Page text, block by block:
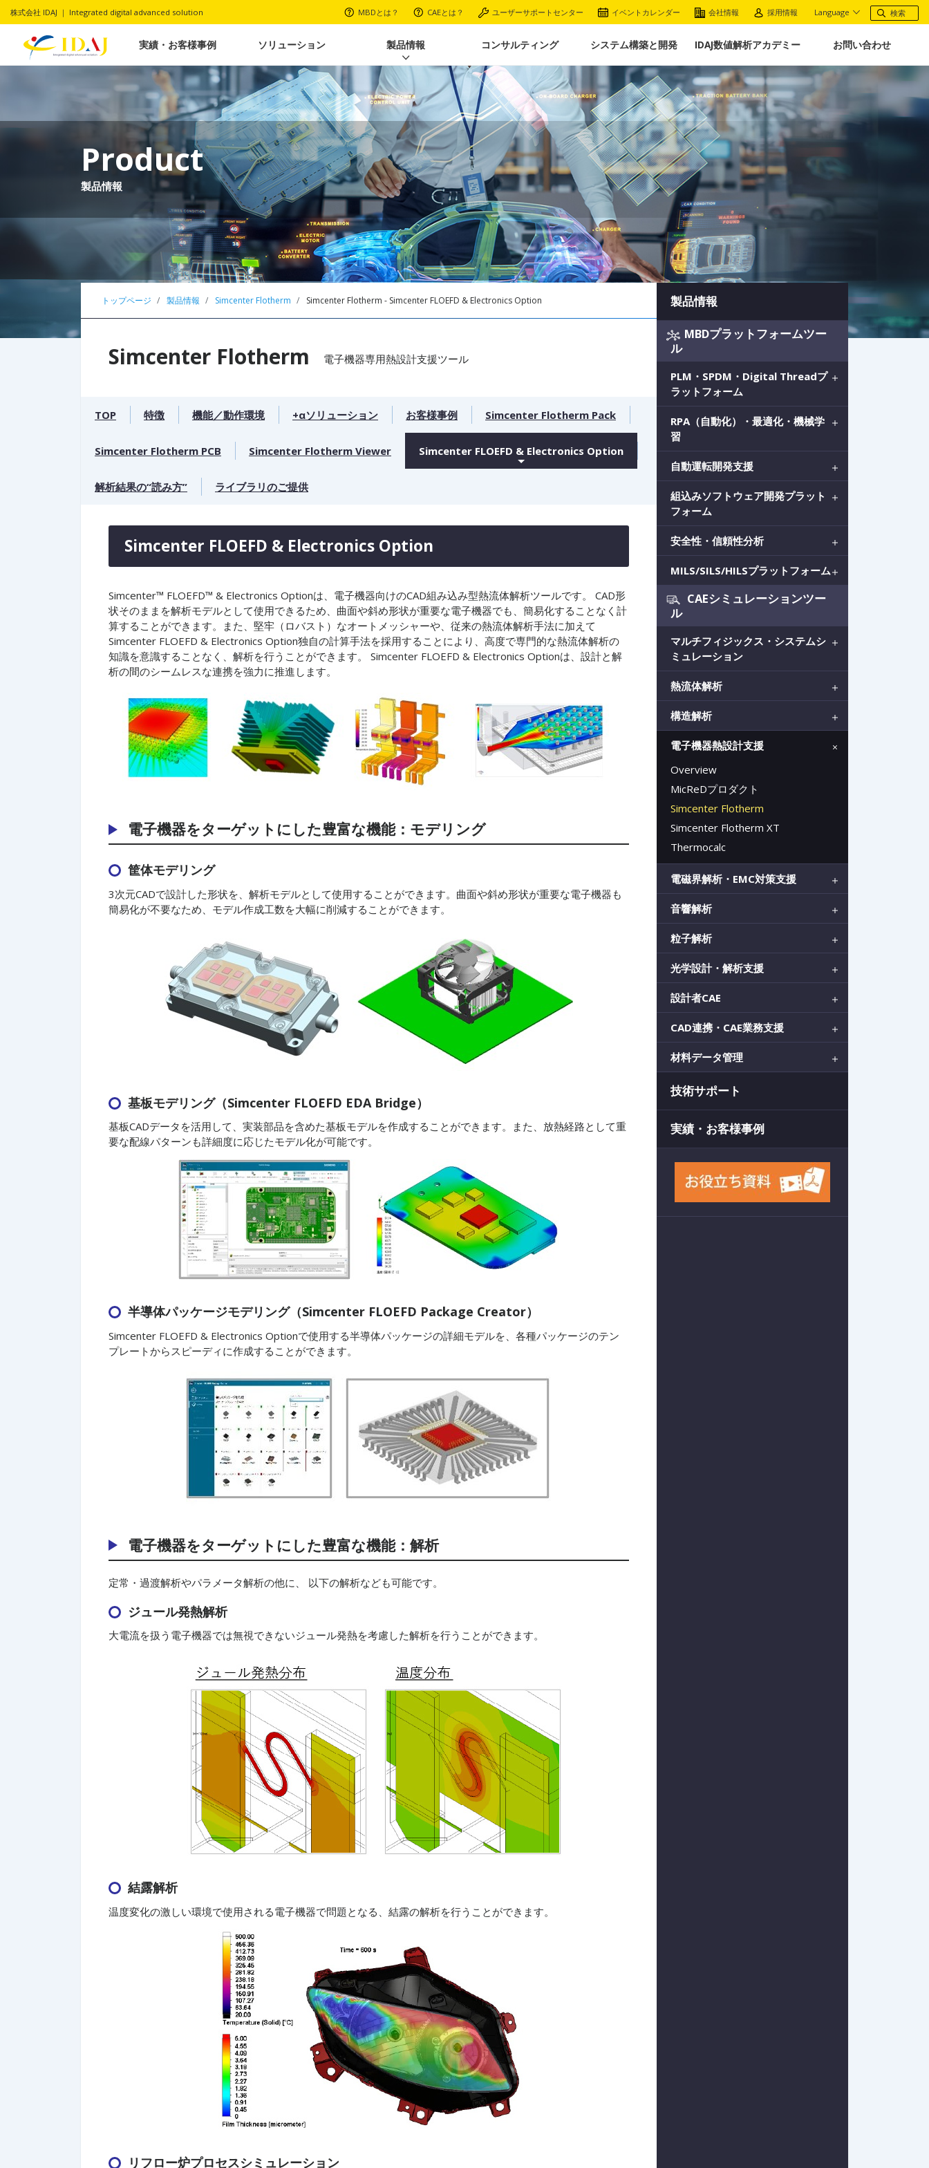
株式会社 IDAJ ｜ Integrated digital advanced solution MBDとは？ CAEとは？ ユーザーサポートセンター イベントカレンダー 会社情報 採用情報 Language
実績・お客様事例 ソリューション 製品情報 コンサルティング システム構築と開発 IDAJ数値解析アカデミー お問い合わせ
Product
製品情報
トップページ 製品情報 Simcenter Flotherm Simcenter Flotherm - Simcenter FLOEFD & Electronics Option
Simcenter Flotherm 電子機器専用熱設計支援ツール
TOP 特徴 機能／動作環境 +αソリューション お客様事例 Simcenter Flotherm Pack
Simcenter Flotherm PCB Simcenter Flotherm Viewer Simcenter FLOEFD & Electronics Option
解析結果の“読み方” ライブラリのご提供
Simcenter FLOEFD & Electronics Option
Simcenter™ FLOEFD™ & Electronics Optionは、電子機器向けのCAD組み込み型熱流体解析ツールです。 CAD形
状そのままを解析モデルとして使用できるため、曲面や斜め形状が重要な電子機器でも、簡易化することなく計
算することができます。また、堅牢（ロバスト）なオートメッシャーや、従来の熱流体解析手法に加えて
Simcenter FLOEFD & Electronics Option独自の計算手法を採用することにより、高度で専門的な熱流体解析の
知識を意識することなく、解析を行うことができます。 Simcenter FLOEFD & Electronics Optionは、設計と解
析の間のシームレスな連携を強力に推進します。
電子機器をターゲットにした豊富な機能：モデリング
筐体モデリング
3次元CADで設計した形状を、解析モデルとして使用することができます。曲面や斜め形状が重要な電子機器も
簡易化が不要なため、モデル作成工数を大幅に削減することができます。
基板モデリング（Simcenter FLOEFD EDA Bridge）
基板CADデータを活用して、実装部品を含めた基板モデルを作成することができます。また、放熱経路として重
要な配線パターンも詳細度に応じたモデル化が可能です。
半導体パッケージモデリング（Simcenter FLOEFD Package Creator）
Simcenter FLOEFD & Electronics Optionで使用する半導体パッケージの詳細モデルを、各種パッケージのテン
プレートからスピーディに作成することができます。
電子機器をターゲットにした豊富な機能：解析
定常・過渡解析やパラメータ解析の他に、 以下の解析なども可能です。
ジュール発熱解析
大電流を扱う電子機器では無視できないジュール発熱を考慮した解析を行うことができます。
結露解析
温度変化の激しい環境で使用される電子機器で問題となる、結露の解析を行うことができます。
リフロー炉プロセスシミュレーション
製品情報
MBDプラットフォームツー
ル
PLM・SPDM・Digital Threadプ
ラットフォーム
RPA（自動化）・最適化・機械学
習
自動運転開発支援
組込みソフトウェア開発プラット
フォーム
安全性・信頼性分析
MILS/SILS/HILSプラットフォーム
CAEシミュレーションツー
ル
マルチフィジックス・システムシ
ミュレーション
熱流体解析
構造解析
電子機器熱設計支援
Overview
MicReDプロダクト
Simcenter Flotherm
Simcenter Flotherm XT
Thermocalc
電磁界解析・EMC対策支援
音響解析
粒子解析
光学設計・解析支援
設計者CAE
CAD連携・CAE業務支援
材料データ管理
技術サポート
実績・お客様事例